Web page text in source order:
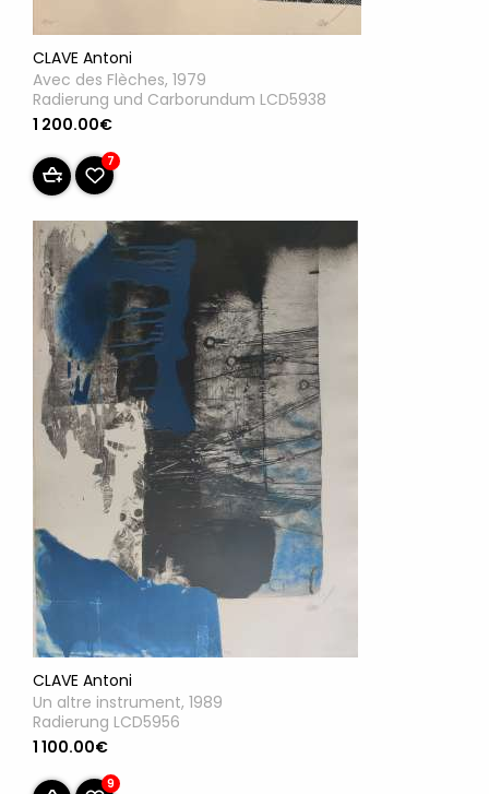
CLAVE Antoni
Avec des Flèches, 1979
Radierung und Carborundum LCD5938
1 200.00€
7
CLAVE Antoni
Un altre instrument, 1989
Radierung LCD5956
1 100.00€
9